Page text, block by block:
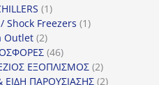
11
προϊόν
Shock Freezers 11
Outlet 22
προϊόντα
4646
προϊόντα
ΕΞΟΠΛΙΣΜΟΣ 22
προϊόντα
ΕΙΔΗ ΠΑΡΟΥΣΙΑΣΗΣ 22